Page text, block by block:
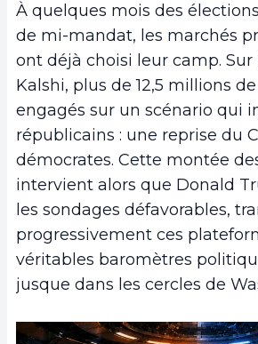
À quelques mois des
de mi-mandat, les marchés
ont déjà choisi leur camp.
Kalshi, plus de 12,5 millions
engagés sur un scénario qui
républicains : une reprise du
démocrates. Cette montée
intervient alors que Donald
les sondages défavorables,
progressivement ces
véritables baromètres
jusque dans les cercles de